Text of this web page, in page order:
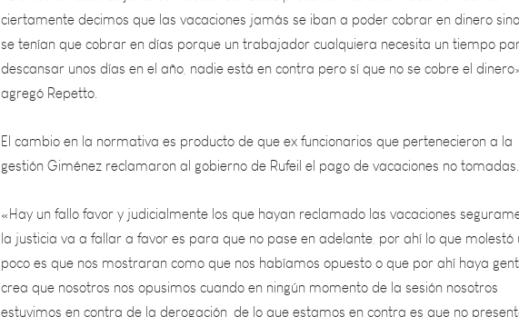
descansar unos días en el año, nadie está en contra pero sí que no se cobre el
agregó Repetto.
El cambio en la normativa es producto de que ex funcionarios que pertenecieron a la
gestión Giménez reclamaron al gobierno de Rufeil el pago de vacaciones no tomadas.
«Hay un fallo favor y judicialmente los que hayan reclamado las vacaciones seguramente
la justicia va a fallar a favor es para que no pase en adelante, por ahí lo que
poco es que nos mostraran como que nos habíamos opuesto o que por ahí haya
crea que nosotros nos opusimos cuando en ningún momento de la sesión nosotros
estuvimos en contra de la derogación, de lo que estamos en contra es que no